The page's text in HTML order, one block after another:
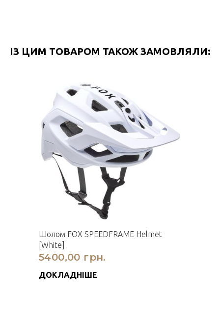
ІЗ ЦИМ ТОВАРОМ ТАКОЖ ЗАМОВЛЯЛИ:
Шолом FOX SPEEDFRAME Helmet
[White]
5400,00 грн.
ДОКЛАДНІШЕ